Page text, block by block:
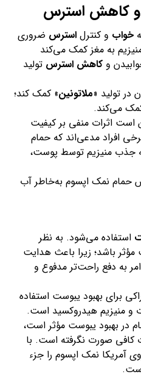
خواب و کنترلاسترس ضروری
به مغز کمک می‌کند
وکاهش استرس تولید
در تولید «ملاتونین» کمک کند؛
می‌کند.
است اثرات منفی بر کیفیت
افراد مدعی‌اند که حمام
جذب منیزیم توسط پوست،
حمام نمک اپسوم به‌خاطر آب
استفاده می‌شود. به‌ نظر
باشد؛ زیرا باعث هدایت
به دفع راحت‌تر مدفوع و
برای بهبود یبوست استفاده
و منیزیم هیدروکسید است.
در بهبود یبوست مؤثر است،
کافی صورت نگرفته است. با
آمریکا نمک اپسوم را جزء